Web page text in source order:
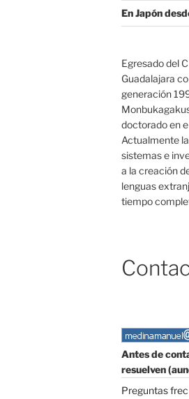
En Japón
Egresado del
Guadalajara
generación
doctorado en
Actualmente
sistemas e
a la creación
lenguas
tiempo
Antes de
resuelven
Preguntas